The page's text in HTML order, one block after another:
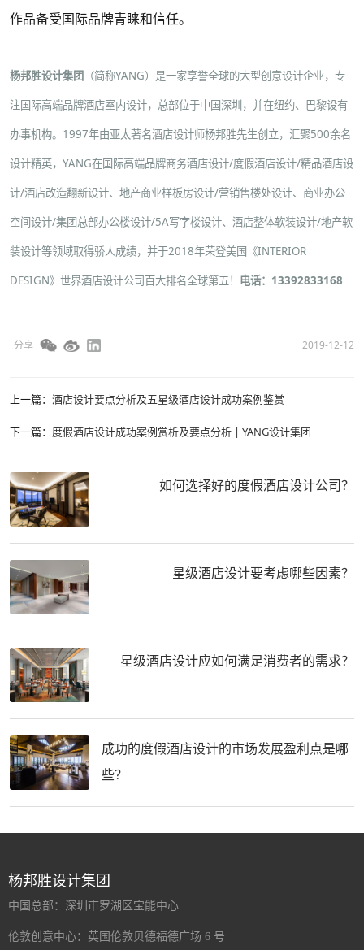
作品备受国际品牌青睐和信任。
杨邦胜设计集团
（简称YANG）是一家享誉全球的大型创意设计企业，专
注国际高端品牌酒店室内设计，总部位于中国深圳，并在纽约、巴黎设有
办事机构。1997年由亚太著名酒店设计师杨邦胜先生创立，汇聚500余名
设计精英，YANG在国际高端品牌商务酒店设计/度假酒店设计/精品酒店设
计/酒店改造翻新设计、 地产商业样板房设计/营销售楼处设计、 商业办公
空间设计/集团总部办公楼设计/5A写字楼设计、 酒店整体软装设计/地产软
装设计等领域取得骄人成绩，并于2018年荣登美国《INTERIOR
DESIGN》世界酒店设计公司百大排名全球第五！ 电话：13392833168
分享 2019-12-12
上一篇： 酒店设计要点分析及五星级酒店设计成功案例鉴赏
下一篇： 度假酒店设计成功案例赏析及要点分析 | YANG设计集团
如何选择好的度假酒店设计公司？
星级酒店设计要考虑哪些因素？
星级酒店设计应如何满足消费者的需求？
成功的度假酒店设计的市场发展盈利点是哪
些？
杨邦胜设计集团
中国总部：深圳市罗湖区宝能中心
伦敦创意中心：英国伦敦贝德福德广场 6 号